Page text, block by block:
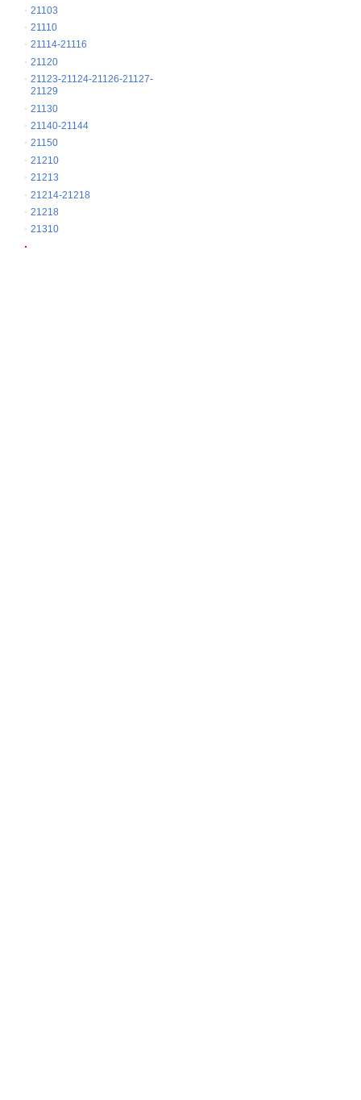
21103
21110
21114-21116
21120
21123-21124-21126-21127-
21129
21130
21140-21144
21150
21210
21213
21214-21218
21218
21310